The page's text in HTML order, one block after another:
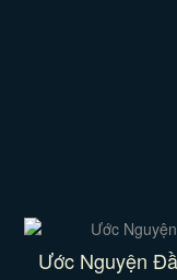
Ước Nguyện